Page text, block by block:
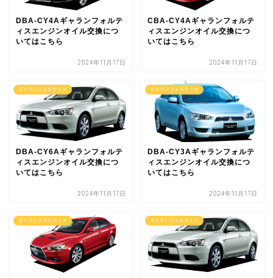
DBA-CY4Aギャランフォルテ
ィスエンジンオイル交換につ
いてはこちら
2024年11月17日
CBA-CY4Aギャランフォルテ
ィスエンジンオイル交換につ
いてはこちら
2024年11月17日
ギャランフォルティス
DBA-CY6Aギャランフォルテ
ィスエンジンオイル交換につ
いてはこちら
2024年11月17日
ギャランフォルティス
DBA-CY3Aギャランフォルテ
ィスエンジンオイル交換につ
いてはこちら
2024年11月17日
ギャランフォルティス ギャランフォルティス